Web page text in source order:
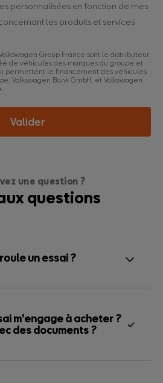
personnalisées en fonction de mes
les produits et services
Group France sont le distributeur
de véhicules des marques du groupe et
permettent le financement des véhicules
Volkswagen Bank GmbH, et Volkswagen
Valider
une question ?
questions
un essai ?
m'engage à acheter ?
des documents ?